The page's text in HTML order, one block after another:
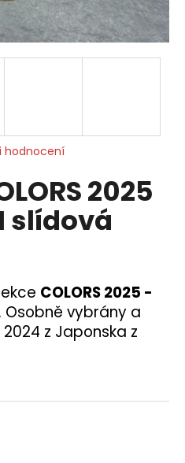
hodnocení
2025
slídová
COLORS 2025 -
. Osobně vybrány a
z Japonska z